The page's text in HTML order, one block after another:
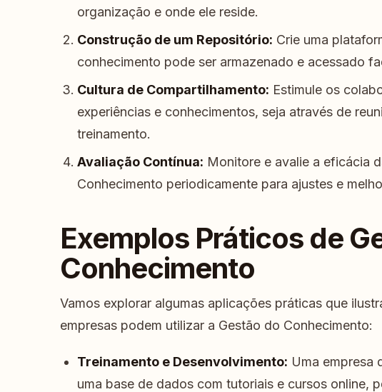
organização e onde ele reside.
Construção de um Repositório: Crie uma
conhecimento pode ser armazenado e acessado
Cultura de Compartilhamento: Estimule os
experiências e conhecimentos, seja através de
treinamento.
Avaliação Contínua: Monitore e avalie a eficácia
Conhecimento periodicamente para ajustes e
Exemplos Práticos de
Conhecimento
Vamos explorar algumas aplicações práticas que
empresas podem utilizar a Gestão do Conhecimento:
Treinamento e Desenvolvimento: Uma empresa
uma base de dados com tutoriais e cursos online,